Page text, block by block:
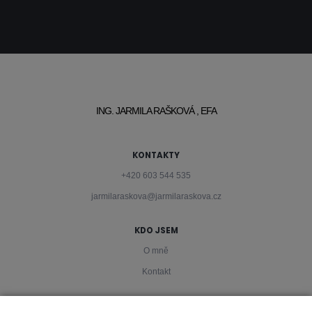
ING. JARMILA RAŠKOVÁ , EFA
KONTAKTY
+420 603 544 535
jarmilaraskova@jarmilaraskova.cz
KDO JSEM
O mně
Kontakt